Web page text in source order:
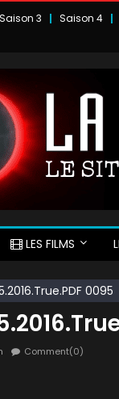
Saison 3 Saison 4
LES FILMS
0095
Comment(0)